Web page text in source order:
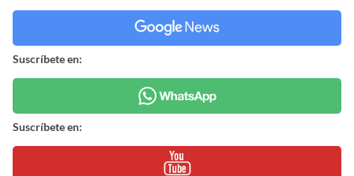
Suscríbete en:
Suscríbete en: